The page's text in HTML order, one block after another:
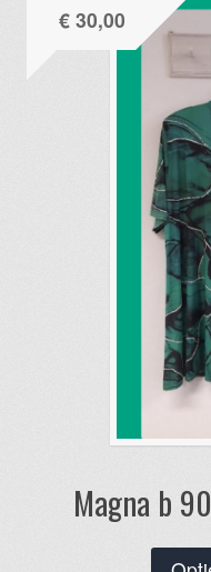
Magna b
€30,00